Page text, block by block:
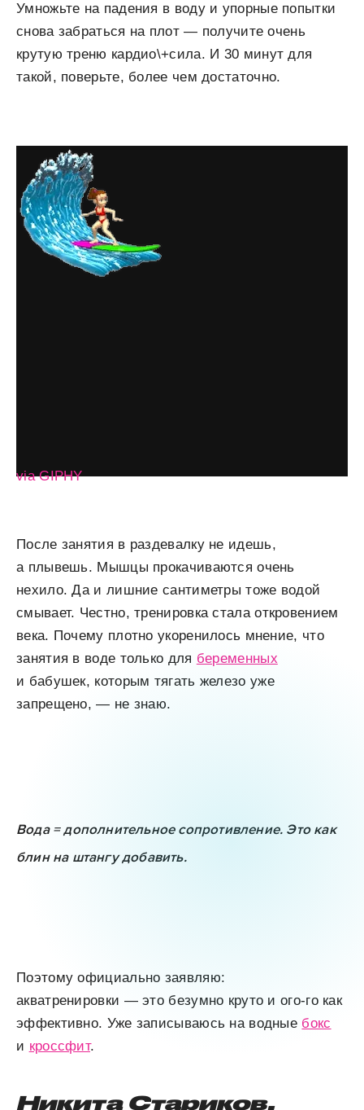
Умножьте на падения в воду и упорные попытки
снова забраться на плот — получите очень
крутую треню кардио\+сила. И 30 минут для
такой, поверьте, более чем достаточно.
via GIPHY
После занятия в раздевалку не идешь,
а плывешь. Мышцы прокачиваются очень
нехило. Да и лишние сантиметры тоже водой
смывает. Честно, тренировка стала откровением
века. Почему плотно укоренилось мнение, что
занятия в воде только для беременных
и бабушек, которым тягать железо уже
запрещено, — не знаю.
Вода = дополнительное сопротивление. Это как
блин на штангу добавить.
Поэтому официально заявляю:
акватренировки — это безумно круто и ого-го как
эффективно. Уже записываюсь на водные бокс
и кроссфит.
Никита Стариков,